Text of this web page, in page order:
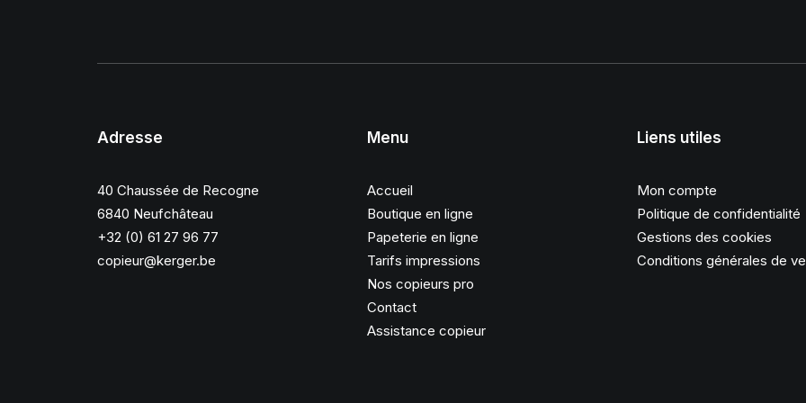
Adresse
40 Chaussée de Recogne
6840 Neufchâteau
+32 (0) 61 27 96 77
copieur@kerger.be
Menu
Accueil
Boutique en ligne
Papeterie en ligne
Tarifs impressions
Nos copieurs pro
Contact
Assistance copieur
Liens utiles
Mon compte
Politique de confidentialité
Gestions des cookies
Conditions générales de